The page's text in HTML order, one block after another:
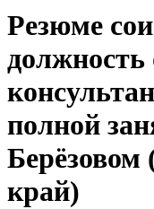
Резюме
должность
полной
Берёзовом
край)